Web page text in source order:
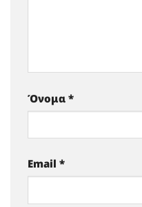
Όνομα *
Email *